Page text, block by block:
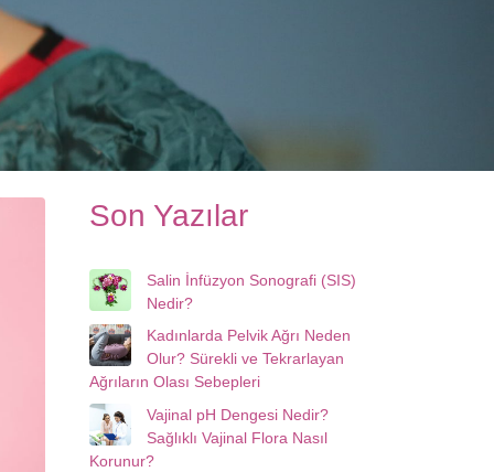
Son Yazılar
Salin İnfüzyon Sonografi (SIS)
Nedir?
Kadınlarda Pelvik Ağrı Neden
Olur? Sürekli ve Tekrarlayan
Ağrıların Olası Sebepleri
Vajinal pH Dengesi Nedir?
Sağlıklı Vajinal Flora Nasıl
Korunur?